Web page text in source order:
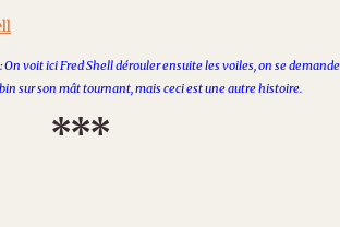
On voit ici Fred Shell dérouler ensuite les voiles, on se
sur son mât tournant, mais ceci est une autre histoire.
***